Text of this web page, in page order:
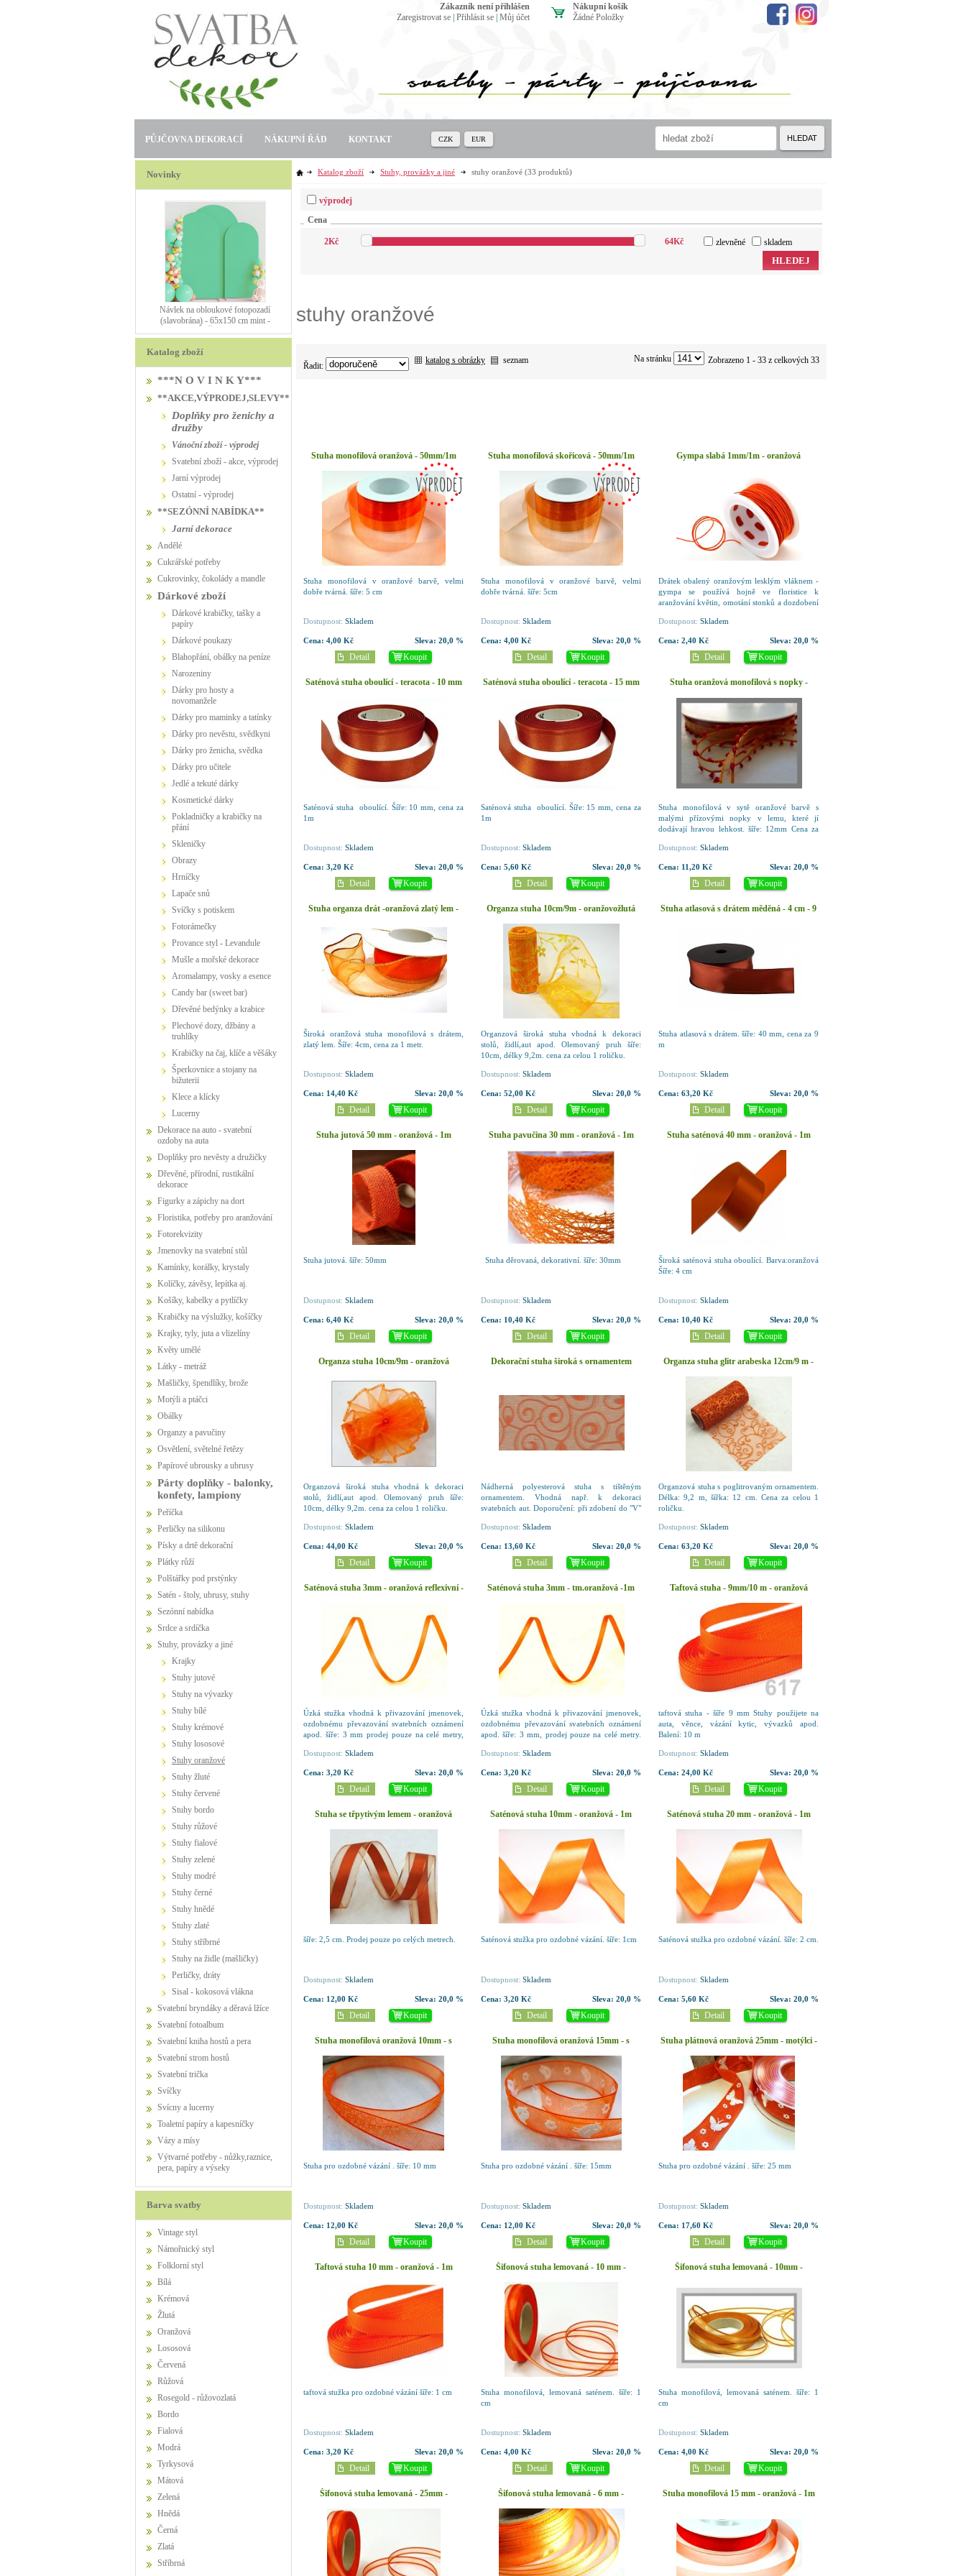
Novinky
Návlek na obloukové fotopozadí
(slavobrána) - 120x200 cm zlatý -
PŮJČOVNA
Katalog zboží
***N O V I N K Y***
**AKCE,VÝPRODEJ,SLEVY**
Doplňky pro ženichy a
družby
vánoční zboží - výprodej
svatební zboží - akce, výprodej
jarní výprodej
ostatní - výprodej
**SEZÓNNÍ NABÍDKA**
jarní dekorace
Andělé
Cukrářské potřeby
Cukrovinky, čokolády a mandle
Dárkové zboží
Dárkové krabičky, tašky a
papíry
Dárkové poukazy
Blahopřání, obálky na peníze
Narozeniny
Dárky pro hosty a
novomanžele
Dárky pro maminky a tatínky
Dárky pro nevěstu, svědkyni
Dárky pro ženicha, svědka
Dárky pro učitele
Jedlé a tekuté dárky
Kosmetické dárky
Pokladničky a krabičky na
přání
Skleničky
Obrazy
Hrníčky
Lapače snů
Svíčky s potiskem
Fotorámečky
Provance styl - Levandule
Mušle a mořské dekorace
Aromalampy, vosky a esence
Candy bar (sweet bar)
Dřevěné bedýnky a krabice
Plechové dozy, džbány a
truhlíky
Krabičky na čaj, klíče a věšáky
Šperkovnice a stojany na
bižuterii
Klece a klícky
Lucerny
Dekorace na auto - svatební
ozdoby na auta
Doplňky pro nevěsty a družičky
Dřevěné, přírodní, rustikální
dekorace
Figurky a zápichy na dort
Floristika, potřeby pro aranžování
Fotorekvizity
Jmenovky na svatební stůl
Kamínky, korálky, krystaly
Kolíčky, závěsy, lepítka aj.
Košíky, kabelky a pytlíčky
Krabičky na výslužky, košíčky
Krajky, tyly, juta a vlizelíny
Květy umělé
Látky - metráž
Mašličky, špendlíky, brože
Motýli a ptáčci
Obálky
Organzy a pavučiny
Osvětlení, světelné řetězy
Papírové ubrousky a ubrusy
Párty doplňky - balonky,
konfety, lampiony
Peříčka
Perličky na silikonu
Písky a drtě dekorační
Plátky růží
Polštářky pod prstýnky
Satén - štoly, ubrusy, stuhy
Sezónní nabídka
Srdce a srdíčka
Stuhy, provázky a jiné
krajky
stuhy jutové
stuhy na vývazky
stuhy bílé
stuhy krémové
stuhy lososové
stuhy oranžové
stuhy žluté
stuhy červené
stuhy bordo
stuhy růžové
stuhy fialové
stuhy zelené
stuhy modré
stuhy černé
stuhy hnědé
stuhy zlaté
stuhy stříbrné
Stuhy na židle (mašličky)
perličky, dráty
sisal - kokosová vlákna
Svatební bryndáky a děravá lžíce
Svatební fotoalbum
Svatební kniha hostů a pera
Svatební strom hostů
Svatební trička
Svíčky
Svícny a lucerny
Toaletní papíry a kapesníčky
Vázy a mísy
Výtvarné potřeby - nůžky,raznice,
pera, papíry a výseky
Barva svatby
Vintage styl
Námořnický styl
Folklorní styl
Bílá
Krémová
Žlutá
Oranžová
Lososová
Červená
Růžová
Rosegold - růžovozlatá
Bordo
Fialová
Modrá
Tyrkysová
Mátová
Zelená
Hnědá
Černá
Zlatá
Stříbrná
Katalog zboží Stuhy, provázky a jiné stuhy oranžové (33 produktů)
výprodej
Cena
2Kč 64Kč zlevněné skladem
HLEDEJ
stuhy oranžové
Řadit:
katalog s obrázky seznam Zobrazeno 1 - 33 z celkových 33
Na stránku
Stuha monofilová oranžová - 50mm/1m
Stuha monofilová v oranžové barvě, velmi
dobře tvárná. šíře: 5 cm
Dostupnost: Skladem
Cena: 4,00 Kč Sleva: 20,0 %
Koupit
Detail
Stuha monofilová skořicová - 50mm/1m
Stuha monofilová v oranžové barvě, velmi
dobře tvárná. šíře: 5cm
Dostupnost: Skladem
Cena: 4,00 Kč Sleva: 20,0 %
Koupit
Detail
Gympa slabá 1mm/1m - oranžová
Drátek obalený oranžovým lesklým vláknem -
gympa se používá hojně ve floristice k
aranžování květin, omotání stonků a dozdobení
tvar. šíře: 1 mm.
Dostupnost: Skladem
Cena: 2,40 Kč Sleva: 20,0 %
Koupit
Detail
Saténová stuha oboulící - teracota - 10 mm
Saténová stuha oboulící. Šíře: 10 mm, cena za
1m
Dostupnost: Skladem
Cena: 3,20 Kč Sleva: 20,0 %
Koupit
Detail
Saténová stuha oboulící - teracota - 15 mm
Saténová stuha oboulící. Šíře: 15 mm, cena za
1m
Dostupnost: Skladem
Cena: 5,60 Kč Sleva: 20,0 %
Koupit
Detail
Stuha oranžová monofilová s nopky -
Stuha monofilová v sytě oranžové barvě s
malými přízovými nopky v lemu, které jí
dodávají hravou lehkost. šíře: 12mm Cena za
Dostupnost: Skladem
Cena: 11,20 Kč Sleva: 20,0 %
Koupit
Detail
Stuha organza drát -oranžová zlatý lem -
Široká oranžová stuha monofilová s drátem,
zlatý lem. Šíře: 4cm, cena za 1 metr.
Dostupnost: Skladem
Cena: 14,40 Kč Sleva: 20,0 %
Koupit
Detail
Organza stuha 10cm/9m - oranžovožlutá
Organzová široká stuha vhodná k dekoraci
stolů, židlí,aut apod. Olemovaný pruh šíře:
10cm, délky 9,2m. cena za celou 1 roličku.
Dostupnost: Skladem
Cena: 52,00 Kč Sleva: 20,0 %
Koupit
Detail
Stuha atlasová s drátem měděná - 4 cm - 9
Stuha atlasová s drátem. šíře: 40 mm, cena za 9
m
Dostupnost: Skladem
Cena: 63,20 Kč Sleva: 20,0 %
Koupit
Detail
Stuha jutová 50 mm - oranžová - 1m
Stuha jutová. šíře: 50mm
Dostupnost: Skladem
Cena: 6,40 Kč Sleva: 20,0 %
Koupit
Detail
Stuha pavučina 30 mm - oranžová - 1m
Stuha děrovaná, dekorativní. šíře: 30mm
Dostupnost: Skladem
Cena: 10,40 Kč Sleva: 20,0 %
Koupit
Detail
Stuha saténová 40 mm - oranžová - 1m
Široká saténová stuha oboulící. Barva:oranžová
Šíře: 4 cm
Dostupnost: Skladem
Cena: 10,40 Kč Sleva: 20,0 %
Koupit
Detail
Organza stuha 10cm/9m - oranžová
Organzová široká stuha vhodná k dekoraci
stolů, židlí,aut apod. Olemovaný pruh šíře:
10cm, délky 9,2m. cena za celou 1 roličku.
Dostupnost: Skladem
Cena: 44,00 Kč Sleva: 20,0 %
Koupit
Detail
Dekorační stuha široká s ornamentem
Nádherná polyesterová stuha s tištěným
ornamentem. Vhodná např. k dekoraci
svatebních aut. Doporučení: při zdobení do "V"
Cena za 1m, prodej...
Dostupnost: Skladem
Cena: 13,60 Kč Sleva: 20,0 %
Koupit
Detail
Organza stuha glitr arabeska 12cm/9 m -
Organzová stuha s poglitrovaným ornamentem.
Délka: 9,2 m, šířka: 12 cm. Cena za celou 1
roličku.
Dostupnost: Skladem
Cena: 63,20 Kč Sleva: 20,0 %
Koupit
Detail
Saténová stuha 3mm - oranžová reflexivní -
Úzká stužka vhodná k přivazování jmenovek,
ozdobnému převazování svatebních oznámení
apod. šíře: 3 mm prodej pouze na celé metry,
Dostupnost: Skladem
Cena: 3,20 Kč Sleva: 20,0 %
Koupit
Detail
Saténová stuha 3mm - tm.oranžová -1m
Úzká stužka vhodná k přivazování jmenovek,
ozdobnému převazování svatebních oznámení
apod. šíře: 3 mm, prodej pouze na celé metry.
Dostupnost: Skladem
Cena: 3,20 Kč Sleva: 20,0 %
Koupit
Detail
Taftová stuha - 9mm/10 m - oranžová
taftová stuha - šíře 9 mm Stuhy použijete na
auta, věnce, vázání kytic, vývazků apod.
Balení: 10 m
Dostupnost: Skladem
Cena: 24,00 Kč Sleva: 20,0 %
Koupit
Detail
Stuha se třpytivým lemem - oranžová
šíře: 2,5 cm. Prodej pouze po celých metrech.
Dostupnost: Skladem
Cena: 12,00 Kč Sleva: 20,0 %
Koupit
Detail
Saténová stuha 10mm - oranžová - 1m
Saténová stužka pro ozdobné vázání. šíře: 1cm
Dostupnost: Skladem
Cena: 3,20 Kč Sleva: 20,0 %
Koupit
Detail
Saténová stuha 20 mm - oranžová - 1m
Saténová stužka pro ozdobné vázání. šíře: 2 cm.
Dostupnost: Skladem
Cena: 5,60 Kč Sleva: 20,0 %
Koupit
Detail
Stuha monofilová oranžová 10mm - s
Stuha pro ozdobné vázání . šíře: 10 mm
Dostupnost: Skladem
Cena: 12,00 Kč Sleva: 20,0 %
Koupit
Detail
Stuha monofilová oranžová 15mm - s
Stuha pro ozdobné vázání . šíře: 15mm
Dostupnost: Skladem
Cena: 12,00 Kč Sleva: 20,0 %
Koupit
Detail
Stuha plátnová oranžová 25mm - motýlci -
Stuha pro ozdobné vázání . šíře: 25 mm
Dostupnost: Skladem
Cena: 17,60 Kč Sleva: 20,0 %
Koupit
Detail
Taftová stuha 10 mm - oranžová - 1m
taftová stužka pro ozdobné vázání šíře: 1 cm
Dostupnost: Skladem
Cena: 3,20 Kč Sleva: 20,0 %
Koupit
Detail
Šifonová stuha lemovaná - 10 mm -
Stuha monofilová, lemovaná saténem. šíře: 1
cm
Dostupnost: Skladem
Cena: 4,00 Kč Sleva: 20,0 %
Koupit
Detail
Šifonová stuha lemovaná - 10mm -
Stuha monofilová, lemovaná saténem. šíře: 1
cm
Dostupnost: Skladem
Cena: 4,00 Kč Sleva: 20,0 %
Koupit
Detail
Šifonová stuha lemovaná - 25mm -
Šifonová stuha lemovaná - 6 mm -
Stuha monofilová 15 mm - oranžová - 1m
Nákupní košík
Žádné Položky
zákazník není přihlášen
Zaregistrovat se Přihlásit se Můj účet
PŮJČOVNA DEKORACÍ NÁKUPNÍ ŘÁD KONTAKT CZK EUR HLEDAT